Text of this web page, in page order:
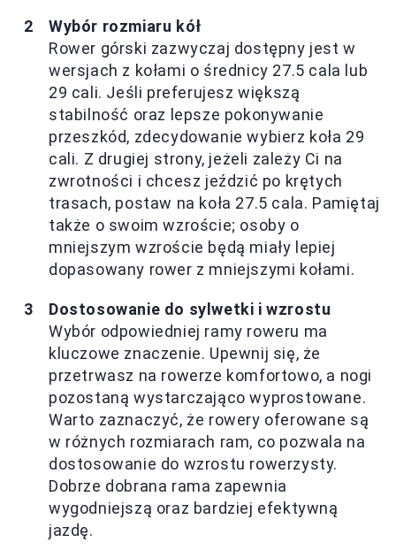
Wybór rozmiaru kół
Rower górski zazwyczaj dostępny jest w
wersjach z kołami o średnicy 27.5 cala lub
29 cali. Jeśli preferujesz większą
stabilność oraz lepsze pokonywanie
przeszkód, zdecydowanie wybierz koła 29
cali. Z drugiej strony, jeżeli zależy Ci na
zwrotności i chcesz jeździć po krętych
trasach, postaw na koła 27.5 cala. Pamiętaj
także o swoim wzroście; osoby o
mniejszym wzroście będą miały lepiej
dopasowany rower z mniejszymi kołami.
Dostosowanie do sylwetki i wzrostu
Wybór odpowiedniej ramy roweru ma
kluczowe znaczenie. Upewnij się, że
przetrwasz na rowerze komfortowo, a nogi
pozostaną wystarczająco wyprostowane.
Warto zaznaczyć, że rowery oferowane są
w różnych rozmiarach ram, co pozwala na
dostosowanie do wzrostu rowerzysty.
Dobrze dobrana rama zapewnia
wygodniejszą oraz bardziej efektywną
jazdę.